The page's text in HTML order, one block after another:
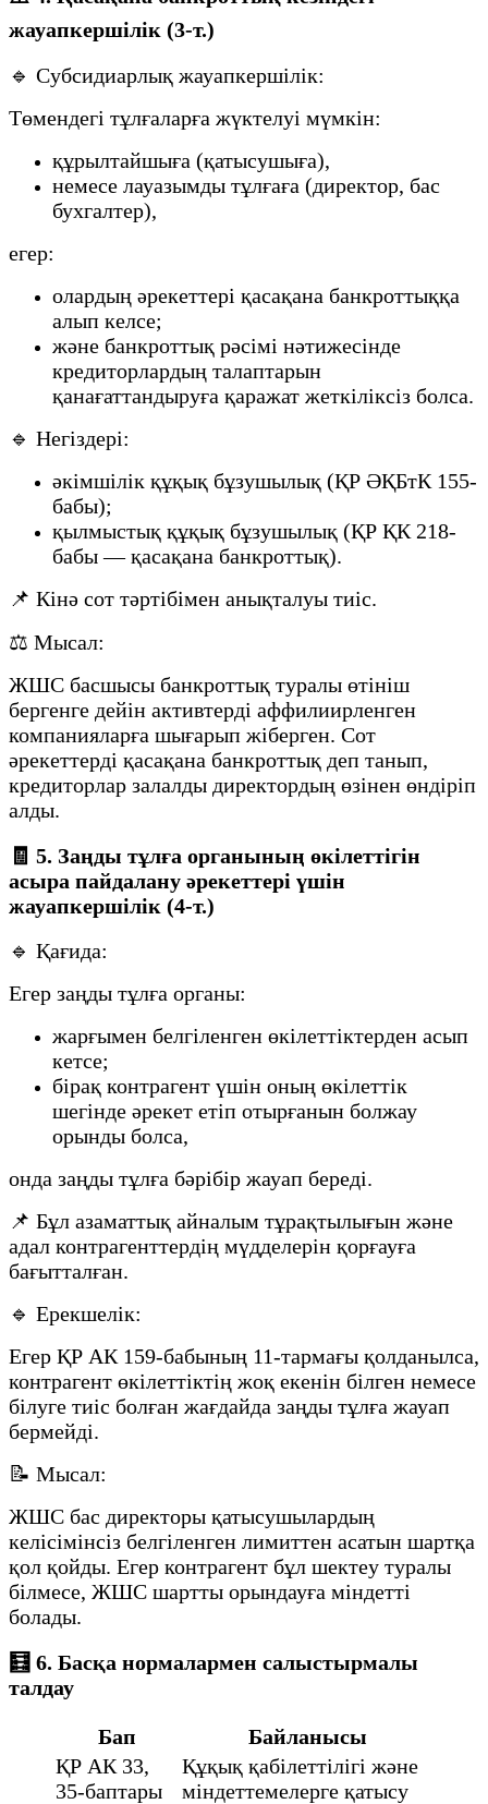
жауапкершілік (3-т.)
🔹 Субсидиарлық жауапкершілік:
Төмендегі тұлғаларға жүктелуі мүмкін:
құрылтайшыға (қатысушыға),
немесе лауазымды тұлғаға (директор, бас
бухгалтер),
егер:
олардың әрекеттері қасақана банкроттыққа
алып келсе;
және банкроттық рәсімі нәтижесінде
кредиторлардың талаптарын
қанағаттандыруға қаражат жеткіліксіз болса.
🔹 Негіздері:
әкімшілік құқық бұзушылық (ҚР ӘҚБтК 155-
бабы);
қылмыстық құқық бұзушылық (ҚР ҚК 218-
бабы — қасақана банкроттық).
📌 Кінә сот тәртібімен анықталуы тиіс.
⚖️ Мысал:
ЖШС басшысы банкроттық туралы өтініш
бергенге дейін активтерді аффилиирленген
компанияларға шығарып жіберген. Сот
әрекеттерді қасақана банкроттық деп танып,
кредиторлар залалды директордың өзінен өндіріп
алды.
🧾 5. Заңды тұлға органының өкілеттігін
асыра пайдалану әрекеттері үшін
жауапкершілік (4-т.)
🔹 Қағида:
Егер заңды тұлға органы:
жарғымен белгіленген өкілеттіктерден асып
кетсе;
бірақ контрагент үшін оның өкілеттік
шегінде әрекет етіп отырғанын болжау
орынды болса,
онда заңды тұлға бәрібір жауап береді.
📌 Бұл азаматтық айналым тұрақтылығын және
адал контрагенттердің мүдделерін қорғауға
бағытталған.
🔹 Ерекшелік:
Егер ҚР АК 159-бабының 11-тармағы қолданылса,
контрагент өкілеттіктің жоқ екенін білген немесе
білуге тиіс болған жағдайда заңды тұлға жауап
бермейді.
📝 Мысал:
ЖШС бас директоры қатысушылардың
келісімінсіз белгіленген лимиттен асатын шартқа
қол қойды. Егер контрагент бұл шектеу туралы
білмесе, ЖШС шартты орындауға міндетті
болады.
🧮 6. Басқа нормалармен салыстырмалы
талдау
Бап
Байланысы
ҚР АК 33,
35-баптары
Құқық қабілеттілігі және
міндеттемелерге қатысу